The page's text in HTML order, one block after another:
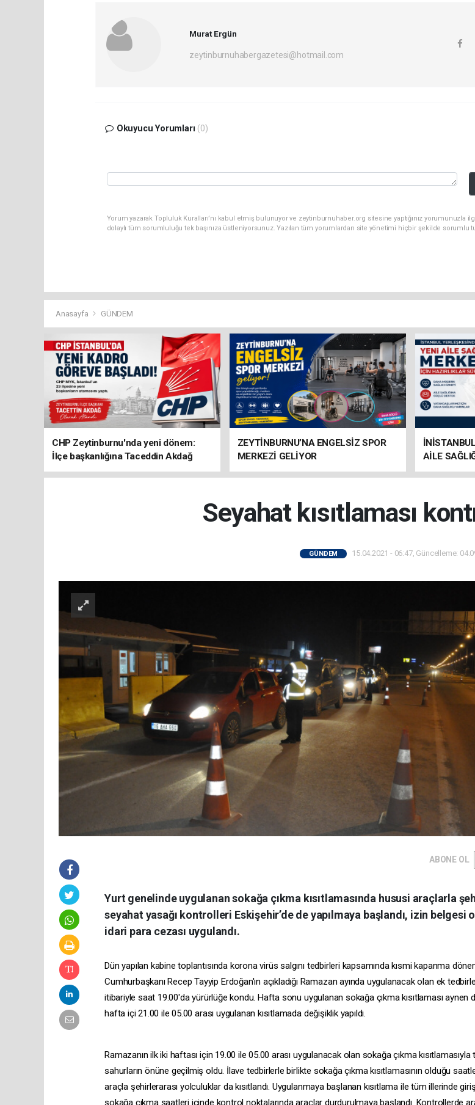
Murat Ergün
zeytinburnuhabergazetesi@hotmail.com
Okuyucu Yorumları (0)
Yorum yazarak Topluluk Kuralları’nı kabul etmiş bulunuyor ve zeytinburnuhaber.org sitesine yaptığınız yorumunuzla
dolaylı tüm sorumluluğu tek başınıza üstleniyorsunuz. Yazılan tüm yorumlardan site yönetimi hiçbir şekilde sorumlu
Anasayfa GÜNDEM
CHP Zeytinburnu'nda yeni dönem:
İlçe başkanlığına Taceddin Akdağ
atandı
ZEYTİNBURNU’NA ENGELSİZ SPOR
MERKEZİ GELİYOR
AİLE
Seyahat kısıtlaması
GÜNDEM 15.04.2021 - 06:47, Güncelleme:
ABONE OL
Yurt genelinde uygulanan sokağa çıkma kısıtlamasında hususi araçlarla
seyahat yasağı kontrolleri Eskişehir’de de yapılmaya başlandı, izin belgesi
idari para cezası uygulandı.
Dün yapılan kabine toplantısında korona virüs salgını tedbirleri kapsamında kısmi kapanma
Cumhurbaşkanı Recep Tayyip Erdoğan'ın açıkladığı Ramazan ayında uygulanacak olan ek
itibariyle saat 19.00'da yürürlüğe kondu. Hafta sonu uygulanan sokağa çıkma kısıtlaması aynen
hafta içi 21.00 ile 05.00 arası uygulanan kısıtlamada değişiklik yapıldı.
Ramazanın ilk iki haftası için 19.00 ile 05.00 arası uygulanacak olan sokağa çıkma
sahurların önüne geçilmiş oldu. İlave tedbirlerle birlikte sokağa çıkma kısıtlamasının olduğu
araçla şehirlerarası yolculuklar da kısıtlandı. Uygulanmaya başlanan kısıtlama ile tüm illerinde giriş
sokağa çıkma saatleri içinde kontrol noktalarında araçlar durdurulmaya başlandı. Kontrollerde